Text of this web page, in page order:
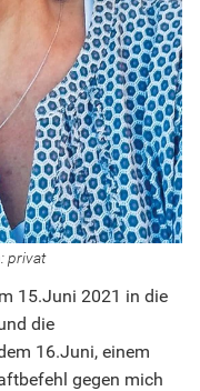
privat
15.Juni 2021 in die
die
16.Juni, einem
gegen mich